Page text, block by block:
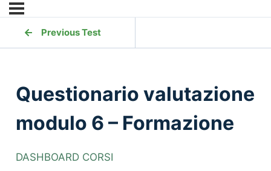
Previous Test
Questionario valutazione
modulo 6 – Formazione
DASHBOARD CORSI